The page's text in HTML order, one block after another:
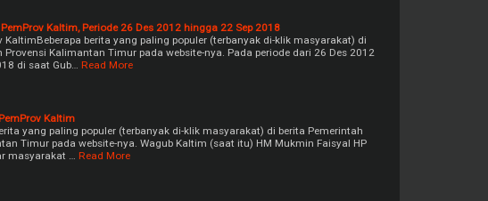
Kaltim, Periode 26 Des 2012 hingga 22 Sep 2018
KaltimBeberapa berita yang paling populer (terbanyak di-klik masyarakat) di
Provensi Kalimantan Timur pada website-nya. Pada periode dari 26 Des 2012
di saat Gub…
Read More
Kaltim
yang paling populer (terbanyak di-klik masyarakat) di berita Pemerintah
Timur pada website-nya. Wagub Kaltim (saat itu) HM Mukmin Faisyal HP
masyarakat …
Read More